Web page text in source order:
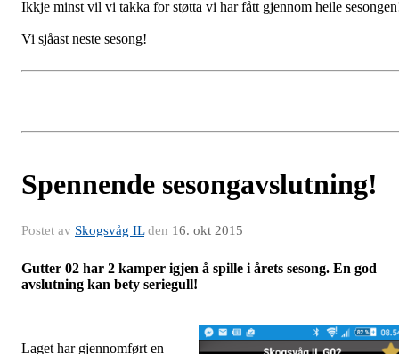
Ikkje minst vil vi takka for støtta vi har fått gjennom heile
Vi sjåast neste sesong!
Spennende sesongavslutning!
Postet av Skogsvåg ILden 16. okt 2015
Gutter 02 har 2 kamper igjen å spille i årets sesong. En god
avslutning kan bety seriegull!
Laget har gjennomført en